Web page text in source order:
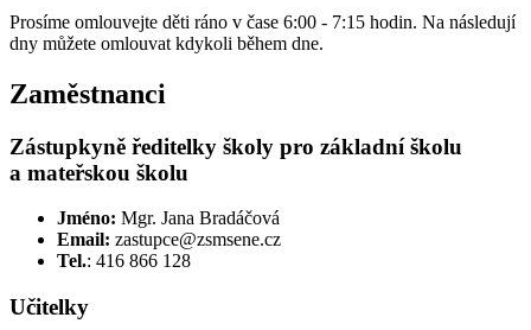
Prosíme omlouvejte děti ráno v čase 6:00 - 7:15 hodin. Na následují
dny můžete omlouvat kdykoli během dne.
Zaměstnanci
Zástupkyně ředitelky školy pro základní školu
a mateřskou školu
Jméno: Mgr. Jana Bradáčová
Email: zastupce@zsmsene.cz
Tel.: 416 866 128
Učitelky